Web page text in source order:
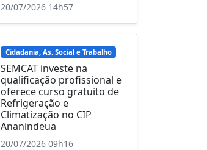
20/07/2026 14h57
Cidadania, As. Social e Trabalho
SEMCAT investe na
qualificação profissional e
oferece curso gratuito de
Refrigeração e
Climatização no CIP
Ananindeua
20/07/2026 09h16